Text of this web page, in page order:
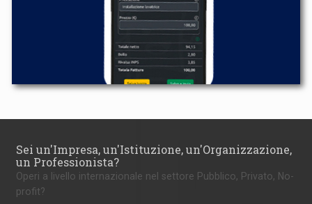
Sei un'Impresa, un'Istituzione, un'Organizzazione,
un Professionista?
Operi a livello internazionale nel settore Pubblico, Privato, No-
profit?